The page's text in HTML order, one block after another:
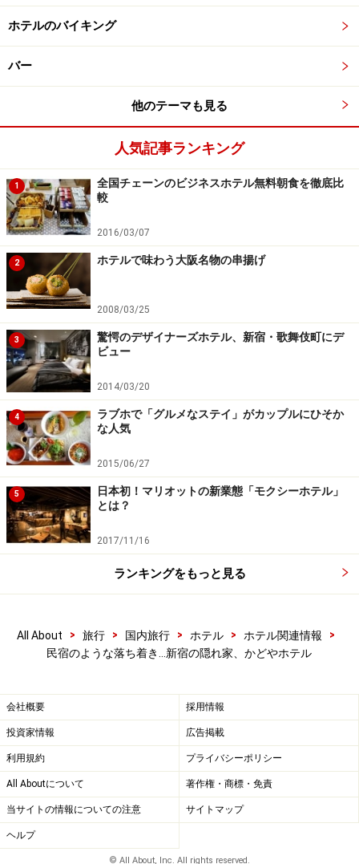
ホテルのバイキング
バー
他のテーマも見る
人気記事ランキング
1
全国チェーンのビジネスホテル無料朝食を徹底比
較
2016/03/07
2 ホテルで味わう大阪名物の串揚げ
2008/03/25
3
驚愕のデザイナーズホテル、新宿・歌舞伎町にデ
ビュー
2014/03/20
4
ラブホで「グルメなステイ」がカップルにひそか
な人気
2015/06/27
5
日本初！マリオットの新業態「モクシーホテル」
とは？
2017/11/16
ランキングをもっと見る
All About > 旅行 > 国内旅行 > ホテル > ホテル関連情報
>
民宿のような落ち着き…新宿の隠れ家、かどやホテル
会社概要 採用情報
投資家情報 広告掲載
利用規約 プライバシーポリシー
All Aboutについて 著作権・商標・免責
当サイトの情報についての注意 サイトマップ
ヘルプ
© All About, Inc. All rights reserved.